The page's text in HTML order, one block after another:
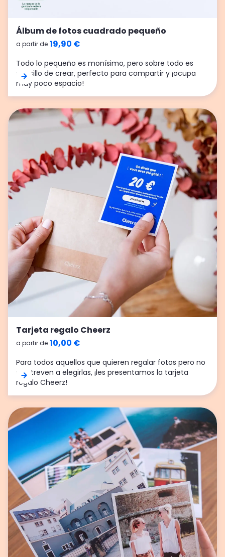
Álbum de fotos cuadrado pequeño
a partir de 19,90 €
Todo lo pequeño es monísimo, pero sobre todo es
sencillo de crear, perfecto para compartir y ¡ocupa
muy poco espacio!
Tarjeta regalo Cheerz
a partir de 10,00 €
Para todos aquellos que quieren regalar fotos pero no
se atreven a elegirlas, ¡les presentamos la tarjeta
regalo Cheerz!